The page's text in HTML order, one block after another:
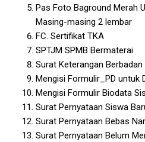
Pas Foto Baground Merah
Masing-masing 2 lembar
FC. Sertifikat TKA
SPTJM SPMB Bermaterai
Surat Keterangan
Mengisi Formulir_PD untuk
Mengisi Formulir Biodata
Surat Pernyataan Siswa
Surat Pernyataan Bebas
Surat Pernyataan Belum